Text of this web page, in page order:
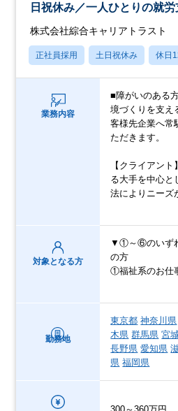
日祝休み／一人ひとりの就労
株式会社綜合キャリアトラスト
正社員採用 土日祝休み 休日
業務内容
■障がいのある
境づくりを支え
客様先企業へ常
ただきます。
【クライアン
る大手を中心と
法によりニーズ
対象となる方
▼①～⑥のいず
の方
①福祉系のお仕
勤務地
東京都 神奈川県
木県 群馬県 宮
長野県 愛知県
県 福岡県